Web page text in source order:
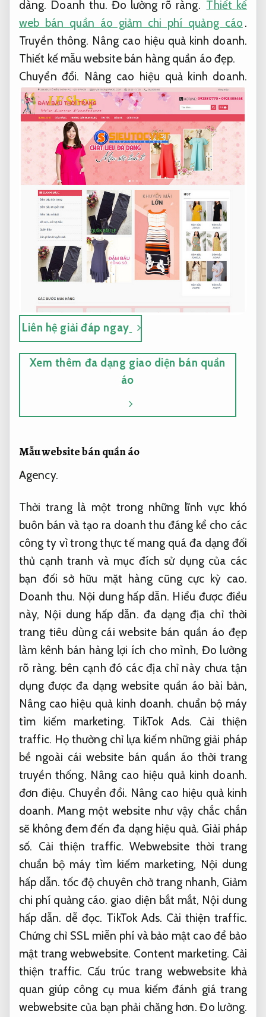
dàng. Doanh thu. Đo lường rõ ràng. Thiết kế
web bán quần áo giảm chi phí quảng cáo .
Truyền thông. Nâng cao hiệu quả kinh doanh.
Thiết kế mẫu website bán hàng quần áo đẹp.
Chuyển đổi. Nâng cao hiệu quả kinh doanh.
Liên hệ giải đáp ngay
Xem thêm đa dạng giao diện bán quần
áo
Mẫu website bán quần áo
Agency.
Thời trang là một trong những lĩnh vực khó
buôn bán và tạo ra doanh thu đáng kể cho các
công ty vì trong thực tế mang quá đa dạng đối
thủ cạnh tranh và mục đích sử dụng của các
bạn đối sở hữu mặt hàng cũng cực kỳ cao.
Doanh thu. Nội dung hấp dẫn. Hiểu được điều
này, Nội dung hấp dẫn. đa dạng địa chỉ thời
trang tiêu dùng cái website bán quần áo đẹp
làm kênh bán hàng lợi ích cho mình, Đo lường
rõ ràng. bên cạnh đó các địa chỉ này chưa tận
dụng được đa dạng website quần áo bài bản,
Nâng cao hiệu quả kinh doanh. chuẩn bộ máy
tìm kiếm marketing. TikTok Ads.
Cải thiện
traffic. Họ thường chỉ lựa kiếm những giải pháp
bề ngoài cái website bán quần áo thời trang
truyền thống, Nâng cao hiệu quả kinh doanh.
đơn điệu. Chuyển đổi. Nâng cao hiệu quả kinh
doanh. Mang một website như vậy chắc chắn
sẽ không đem đến đa dạng hiệu quả. Giải pháp
số. Cải thiện traffic. Webwebsite thời trang
chuẩn bộ máy tìm kiếm marketing, Nội dung
hấp dẫn. tốc độ chuyên chở trang nhanh, Giảm
chi phí quảng cáo. giao diện bắt mắt, Nội dung
hấp dẫn. dễ đọc. TikTok Ads. Cải thiện traffic.
Chứng chỉ SSL miễn phí và bảo mật cao để bảo
mật trang webwebsite. Content marketing. Cải
thiện traffic. Cấu trúc trang webwebsite khả
quan giúp công cụ mua kiếm đánh giá trang
webwebsite của bạn phải chăng hơn.Đo lường.